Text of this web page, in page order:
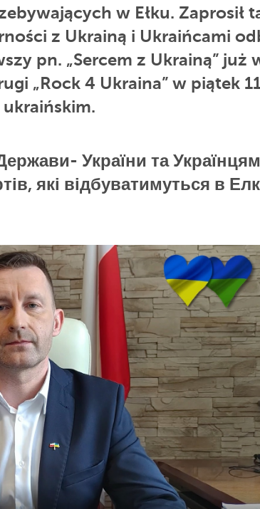
w Ełku. Zaprosił
z Ukrainą i Ukraińcami
pn. „Sercem z Ukrainą” już
„Rock 4 Ukraina” w piątek
України та
які відбуватимуться в